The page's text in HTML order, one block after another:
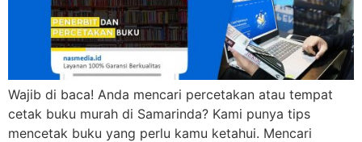
Wajib di baca! Anda mencari percetakan atau tempat
cetak buku murah di Samarinda? Kami punya tips
mencetak buku yang perlu kamu ketahui. Mencari